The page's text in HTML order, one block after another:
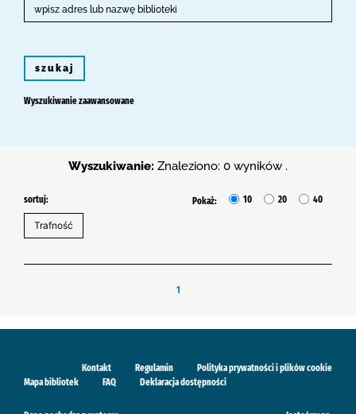
szukaj
Wyszukiwanie zaawansowane
Wyszukiwanie: Znaleziono: 0 wyników .
sortuj: Pokaż: 10 20 40
1
Kontakt Regulamin
Polityka prywatności i plików cookie
Mapa bibliotek
FAQ Deklaracja dostępności